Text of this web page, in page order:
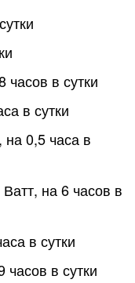
часов в сутки
в сутки
0,5 часа в
на 6 часов в
в сутки
часов в сутки